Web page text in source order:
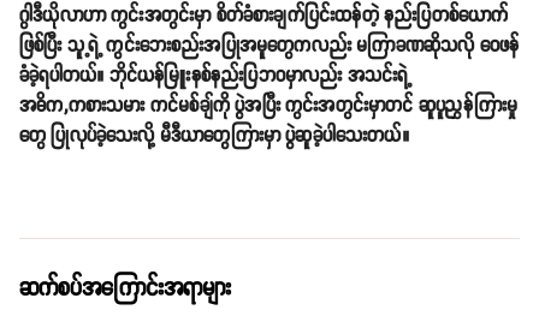
ဂွါဒီယိုလာဟာ ကွင်းအတွင်းမှာ စိတ်ခံစားချက်ပြင်းထန်တဲ့ နည်းပြတစ်ယောက်
ဖြစ်ပြီး သူ့ရဲ့ ကွင်းဘေးစည်းအပြုအမူတွေကလည်း မကြာခဏဆိုသလို ဝေဖန်
ခံခဲ့ရပါတယ်။ ဘိုင်ယန်မြူးနစ်နည်းပြဘဝမှာလည်း အသင်းရဲ့
အဓိက,ကစားသမား ကင်မစ်ချ်ကို ပွဲအပြီး ကွင်းအတွင်းမှာတင် ဆူပူညွှန်ကြားမှု
တွေ ပြုလုပ်ခဲ့သေးလို့ မီဒီယာတွေကြားမှာ ပွဲဆူခဲ့ပါသေးတယ်။
ဆက်စပ်အကြောင်းအရာများ